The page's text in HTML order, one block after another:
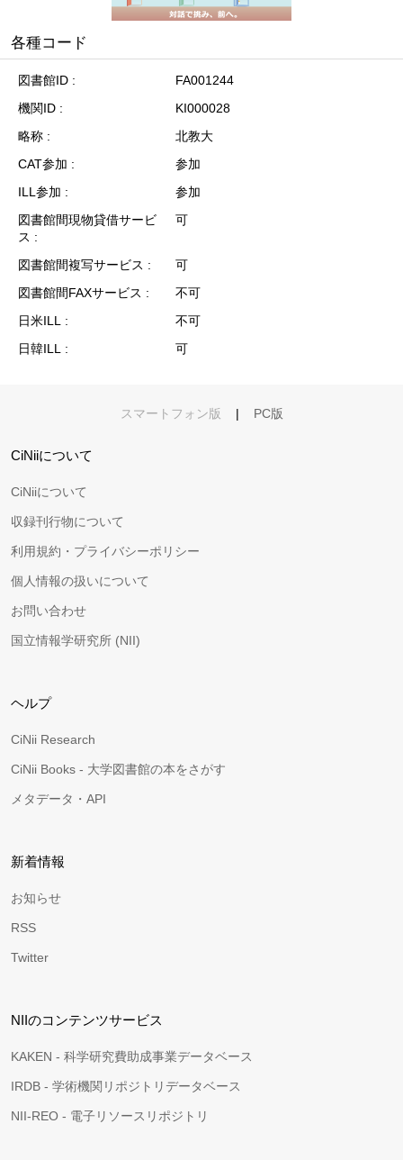
各種コード
図書館ID
FA001244
機関ID
KI000028
略称
北教大
CAT参加
参加
ILL参加
参加
図書館間現物貸借サービ
ス
可
図書館間複写サービス
可
図書館間FAXサービス
不可
日米ILL
不可
日韓ILL
可
スマートフォン版 | PC版
CiNiiについて
CiNiiについて
収録刊行物について
利用規約・プライバシーポリシー
個人情報の扱いについて
お問い合わせ
国立情報学研究所 (NII)
ヘルプ
CiNii Research
CiNii Books - 大学図書館の本をさがす
メタデータ・API
新着情報
お知らせ
RSS
Twitter
NIIのコンテンツサービス
KAKEN - 科学研究費助成事業データベース
IRDB - 学術機関リポジトリデータベース
NII-REO - 電子リソースリポジトリ